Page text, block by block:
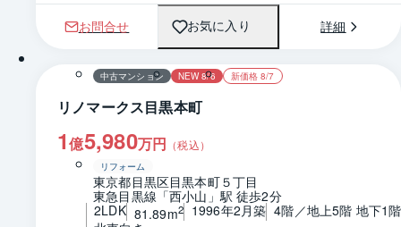
お問合せ お気に入り 詳細
1 / 0 間取り
中古マンション NEW 8/6 新価格 8/7
リノマークス目黒本町
1億5,980万円 （税込）
リフォーム
東京都目黒区目黒本町５丁目
東急目黒線「西小山」駅 徒歩2分
2LDK 81.89m2 1996年2月築 4階／地上5階 地下1階